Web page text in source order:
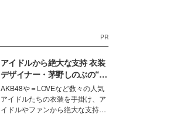
PR
アイドルから絶大な支持 衣装
デザイナー・茅野しのぶの“可
愛い”を作る美学＜「シチズン
クロスシー」インタビュー＞
AKB48や＝LOVEなど数々の人気
アイドルたちの衣装を手掛け、ア
イドルやファンから絶大な支持を